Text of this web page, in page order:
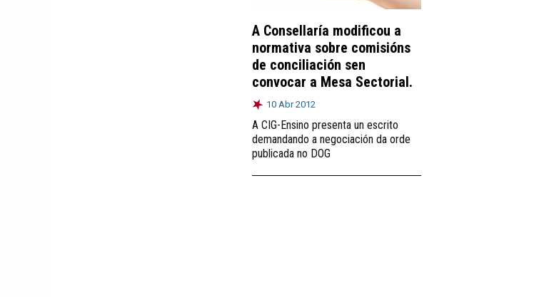
A Consellaría modificou a
normativa sobre comisións
de conciliación sen
convocar a Mesa Sectorial.
10 Abr 2012
A CIG-Ensino presenta un escrito
demandando a negociación da orde
publicada no DOG